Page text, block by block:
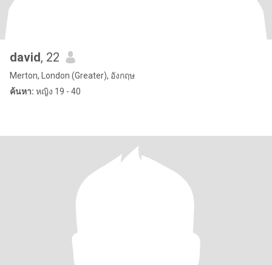
david, 22
Merton, London (Greater), อังกฤษ
ค้นหา: หญิง 19 - 40